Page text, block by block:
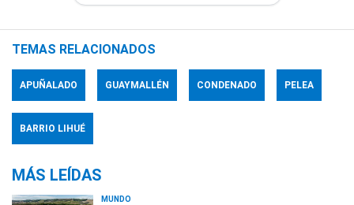
TEMAS RELACIONADOS
APUÑALADO GUAYMALLÉN CONDENADO PELEA
BARRIO LIHUÉ
MÁS LEÍDAS
MUNDO